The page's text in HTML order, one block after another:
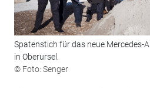
Spatenstich für das neue Mercedes-
in Oberursel.
© Foto: Senger